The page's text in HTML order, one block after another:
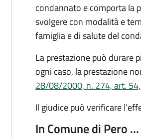
condannato e comporta la
svolgere con modalità e
famiglia e di salute del
La prestazione può durare
ogni caso, la prestazione
28/08/2000, n. 274, art.
Il giudice può verificare
In Comune di Pero …